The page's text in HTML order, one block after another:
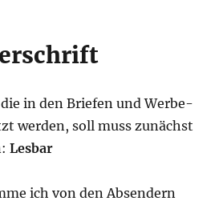
in den Brie­fen und Wer­be­
wer­den, soll muss zunächst
Les­bar
ich von den Absen­dern